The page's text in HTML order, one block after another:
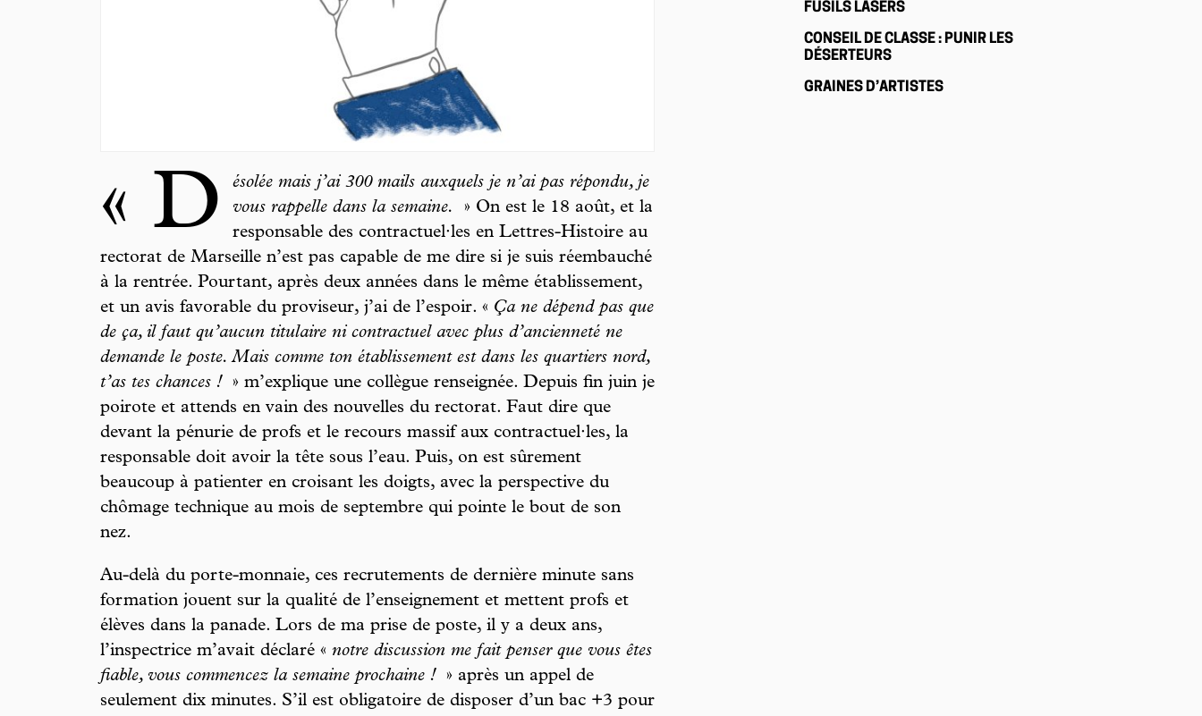
« D
ésolée mais j’ai 300 mails auxquels je n’ai pas répondu, je
vous rappelle dans la semaine.
» On est le 18 août, et la
responsable des contractuel·les en Lettres-Histoire au
rectorat de Marseille n’est pas capable de me dire si je suis réembauché
à la rentrée. Pourtant, après deux années dans le même établissement,
et un avis favorable du proviseur, j’ai de l’espoir. « Ça ne dépend pas que
de ça, il faut qu’aucun titulaire ni contractuel avec plus d’ancienneté ne
demande le poste. Mais comme ton établissement est dans les quartiers nord,
t’as tes chances ! » m’explique une collègue renseignée. Depuis fin juin je
poirote et attends en vain des nouvelles du rectorat. Faut dire que
devant la pénurie de profs et le recours massif aux contractuel·les, la
responsable doit avoir la tête sous l’eau. Puis, on est sûrement
beaucoup à patienter en croisant les doigts, avec la perspective du
chômage technique au mois de septembre qui pointe le bout de son
nez.
Au-delà du porte-monnaie, ces recrutements de dernière minute sans
formation jouent sur la qualité de l’enseignement et mettent profs et
élèves dans la panade. Lors de ma prise de poste, il y a deux ans,
l’inspectrice m’avait déclaré « notre discussion me fait penser que vous êtes
fiable, vous commencez la semaine prochaine ! » après un appel de
seulement dix minutes. S’il est obligatoire de disposer d’un bac +3 pour
FUSILS LASERS
CONSEIL DE CLASSE : PUNIR LES
DÉSERTEURS
GRAINES D’ARTISTES